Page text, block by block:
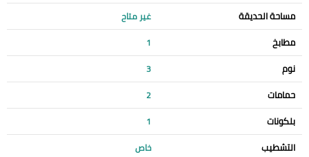
مساحة الحديقة غير متاح
مطابخ 1
نوم 3
حمامات 2
بلكونات 1
التشطيب خاص